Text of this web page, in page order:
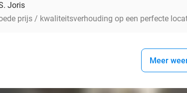
Joris
prijs / kwaliteitsverhouding op een perfecte
Meer